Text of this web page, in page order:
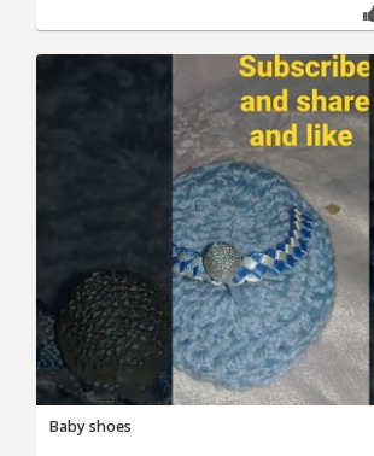
Baby shoes